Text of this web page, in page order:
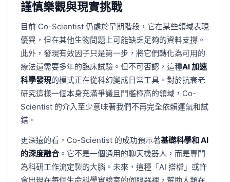
謹慎樂觀與現實挑戰
目前 Co-Scientist 仍處於早期階段，它在某些領域表現
優異，但在其他生物問題上可能缺乏足夠的資料支撐。
此外，發現有效因子只是第一步，將它們轉化為可用的
療法還需要多年的臨床試驗。但不可否認，這種AI 加速
科學發現的模式正在從科幻變成日常工具。對於抗衰老
研究這樣一個本身充滿爭議且門檻極高的領域，Co-
Scientist 的介入至少意味著我們不再完全依賴運氣和試
錯。
更深遠的看，Co-Scientist 的成功預示著基礎科學和 AI
的深度融合 。它不是一個通用的聊天機器人，而是專門
為科研工作流定製的大腦。未來，這種「AI 搭檔」或許
會出現在每個生命科學實驗室的伺服器裡，幫助人類在